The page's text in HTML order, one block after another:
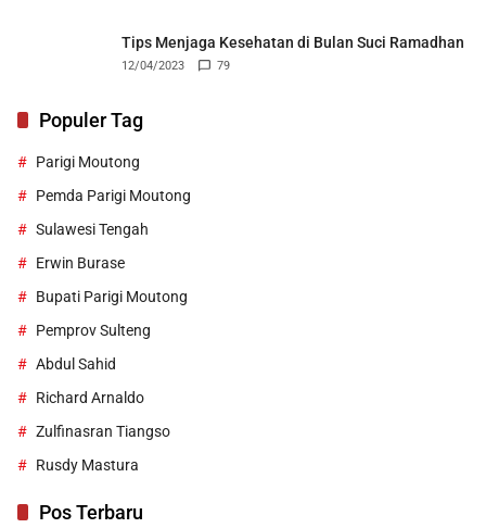
Tips Menjaga Kesehatan di Bulan Suci Ramadhan
12/04/2023 79
Populer Tag
Parigi Moutong
Pemda Parigi Moutong
Sulawesi Tengah
Erwin Burase
Bupati Parigi Moutong
Pemprov Sulteng
Abdul Sahid
Richard Arnaldo
Zulfinasran Tiangso
Rusdy Mastura
Pos Terbaru